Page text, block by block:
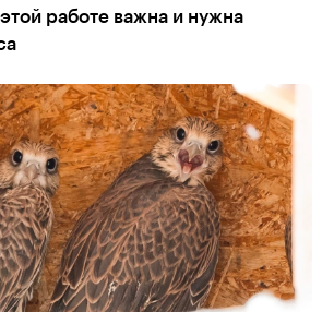
работе важна и нужна